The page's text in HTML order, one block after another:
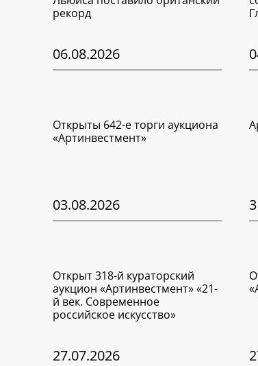
рекорд
06.08.2026
Открыты 642-е торги аукциона
«Артинвестмент»
03.08.2026
Открыт 318-й кураторский
аукцион «Артинвестмент» «21-
й век. Современное
российское искусство»
27.07.2026